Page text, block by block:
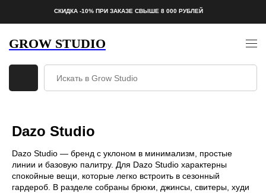
СКИДКА -10% ПРИ ЗАКАЗЕ СВЫШЕ 8 000 РУБЛЕЙ
GROW STUDIO
Dazo Studio
Dazo Studio — бренд с уклоном в минимализм, простые
линии и базовую палитру. Для Dazo Studio характерны
спокойные вещи, которые легко встроить в сезонный
гардероб. В разделе собраны брюки, джинсы, свитеры, худи